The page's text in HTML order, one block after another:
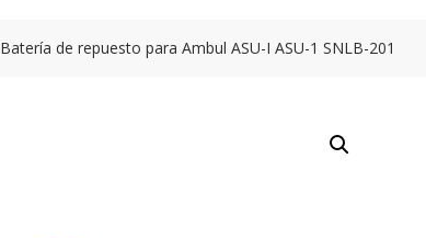
Batería de repuesto para Ambul ASU-I ASU-1 SNLB-201